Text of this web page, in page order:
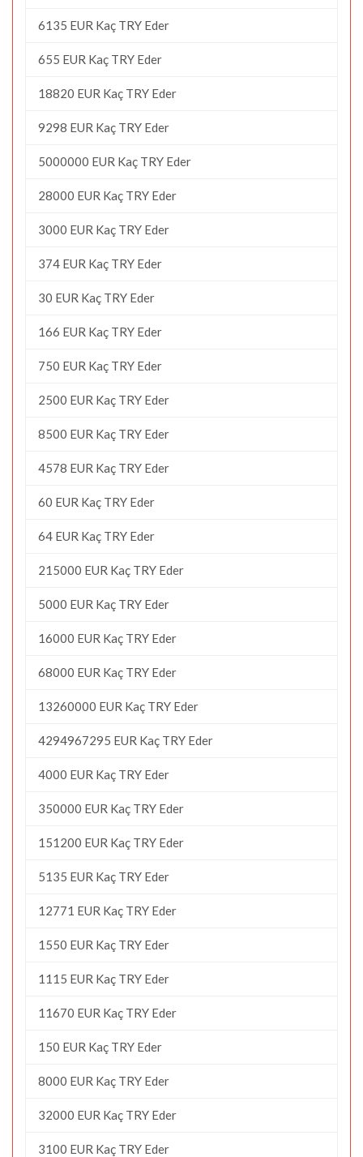
6135 EUR Kaç TRY Eder
655 EUR Kaç TRY Eder
18820 EUR Kaç TRY Eder
9298 EUR Kaç TRY Eder
5000000 EUR Kaç TRY Eder
28000 EUR Kaç TRY Eder
3000 EUR Kaç TRY Eder
374 EUR Kaç TRY Eder
30 EUR Kaç TRY Eder
166 EUR Kaç TRY Eder
750 EUR Kaç TRY Eder
2500 EUR Kaç TRY Eder
8500 EUR Kaç TRY Eder
4578 EUR Kaç TRY Eder
60 EUR Kaç TRY Eder
64 EUR Kaç TRY Eder
215000 EUR Kaç TRY Eder
5000 EUR Kaç TRY Eder
16000 EUR Kaç TRY Eder
68000 EUR Kaç TRY Eder
13260000 EUR Kaç TRY Eder
4294967295 EUR Kaç TRY Eder
4000 EUR Kaç TRY Eder
350000 EUR Kaç TRY Eder
151200 EUR Kaç TRY Eder
5135 EUR Kaç TRY Eder
12771 EUR Kaç TRY Eder
1550 EUR Kaç TRY Eder
1115 EUR Kaç TRY Eder
11670 EUR Kaç TRY Eder
150 EUR Kaç TRY Eder
8000 EUR Kaç TRY Eder
32000 EUR Kaç TRY Eder
3100 EUR Kaç TRY Eder